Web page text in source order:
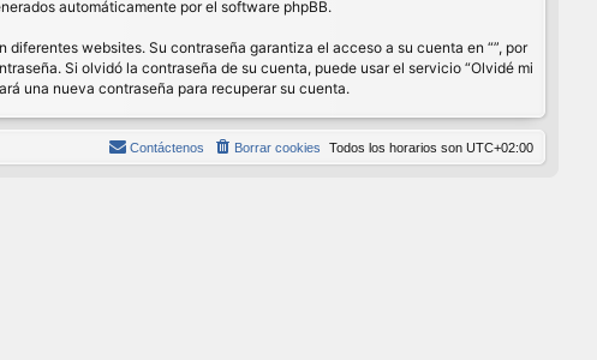
automáticamente por el software phpBB.
websites. Su contraseña garantiza el acceso a su cuenta en “”, por
Si olvidó la contraseña de su cuenta, puede usar el servicio “Olvidé mi
una nueva contraseña para recuperar su cuenta.
Todos los horarios son UTC+02:00
Borrar cookies
Contáctenos